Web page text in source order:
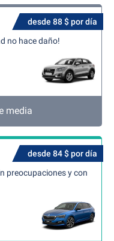
desde 88 $ por día
no hace daño!
media
desde 84 $ por día
preocupaciones y con